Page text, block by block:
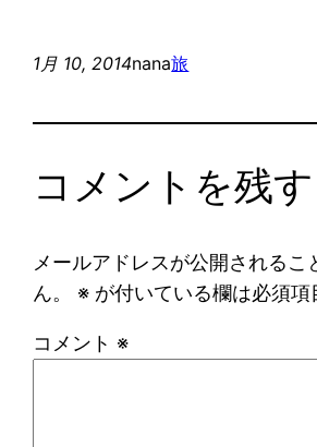
1月 10, 2014nana旅
コメントを残す
メールアドレスが公開されるこ
ん。
※ が付いている欄は必須項
コメント ※